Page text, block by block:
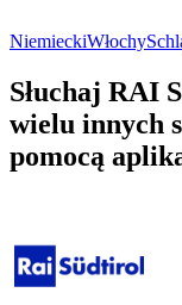
NiemieckiWłochy
Słuchaj RAI
wielu innych
pomocą